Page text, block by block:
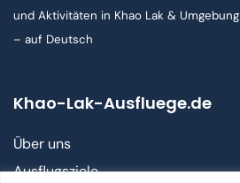
und Aktivitäten in Khao Lak & Umgebung
– auf Deutsch
Khao-Lak-Ausfluege.de
Über uns
Ausflugsziele